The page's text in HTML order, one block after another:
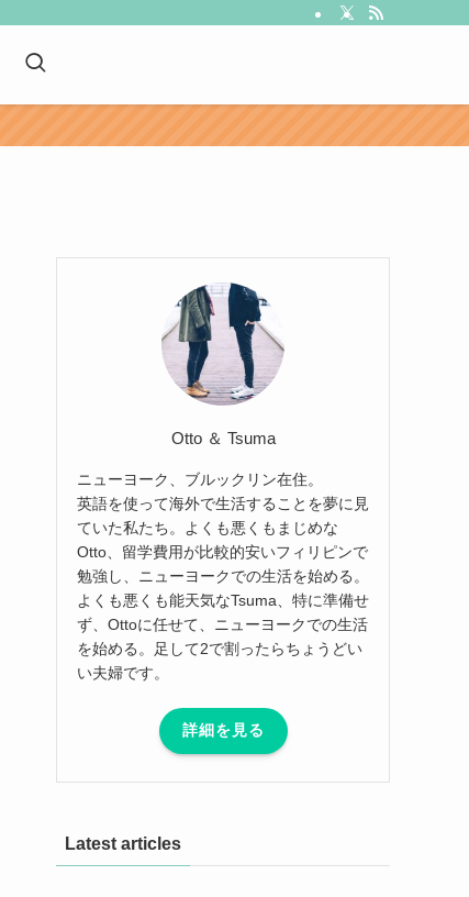
Otto ＆ Tsuma
ニューヨーク、ブルックリン在住。
英語を使って海外で生活することを夢に見
ていた私たち。よくも悪くもまじめな
Otto、留学費用が比較的安いフィリピンで
勉強し、ニューヨークでの生活を始める。
よくも悪くも能天気なTsuma、特に準備せ
ず、Ottoに任せて、ニューヨークでの生活
を始める。足して2で割ったらちょうどい
い夫婦です。
詳細を見る
Latest articles